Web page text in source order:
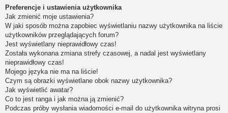
Preferencje i ustawienia użytkownika
Jak zmienić moje ustawienia?
W jaki sposób można zapobiec wyświetlaniu nazwy użytkownika na liście
użytkowników przeglądających forum?
Jest wyświetlany nieprawidłowy czas!
Została wykonana zmiana strefy czasowej, a nadal jest wyświetlany
nieprawidłowy czas!
Mojego języka nie ma na liście!
Czym są obrazki wyświetlane obok nazwy użytkownika?
Jak wyświetlić awatar?
Co to jest ranga i jak można ją zmienić?
Podczas próby wysłania wiadomości e-mail do użytkownika witryna prosi